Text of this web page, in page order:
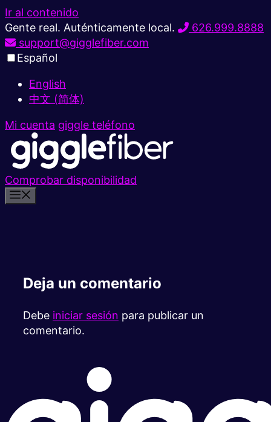
Ir al contenido
Gente real. Auténticamente local.
626.999.8888
support@gigglefiber.com
Español
English
中文 (简体)
Mi cuenta giggle teléfono
Comprobar disponibilidad
Deja un comentario
Debe iniciar sesión para publicar un
comentario.